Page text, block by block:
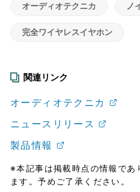
オーディオテクニカ ノ
完全ワイヤレスイヤホン
関連リンク
オーディオテクニカ
ニュースリリース
製品情報
※本記事は掲載時点の情報であ
ます。予めご了承ください。